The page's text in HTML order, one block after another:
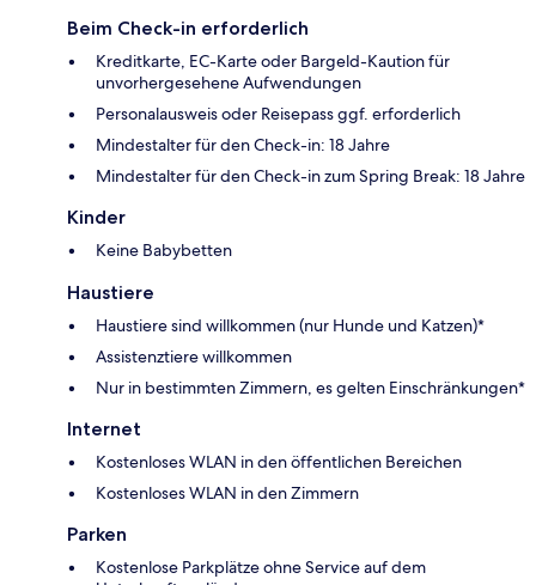
Beim Check-in erforderlich
Kreditkarte, EC-Karte oder Bargeld-Kaution für
unvorhergesehene Aufwendungen
Personalausweis oder Reisepass ggf. erforderlich
Mindestalter für den Check-in: 18 Jahre
Mindestalter für den Check-in zum Spring Break: 18 Jahre
Kinder
Keine Babybetten
Haustiere
Haustiere sind willkommen (nur Hunde und Katzen)*
Assistenztiere willkommen
Nur in bestimmten Zimmern, es gelten Einschränkungen*
Internet
Kostenloses WLAN in den öffentlichen Bereichen
Kostenloses WLAN in den Zimmern
Parken
Kostenlose Parkplätze ohne Service auf dem